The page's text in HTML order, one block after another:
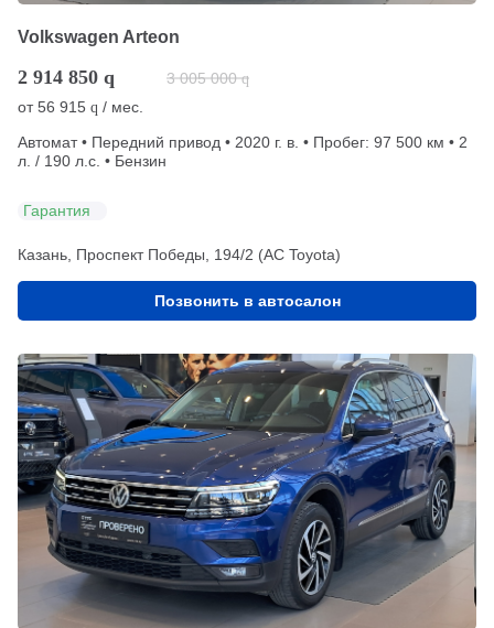
Volkswagen Arteon
2 914 850 q 3 005 000 q
от56 915 q / мес.
Автомат • Передний привод • 2020 г. в. • Пробег: 97 500 км • 2
л. / 190 л.с. • Бензин
Гарантия
Казань, Проспект Победы, 194/2 (АС Toyota)
Позвонить в автосалон